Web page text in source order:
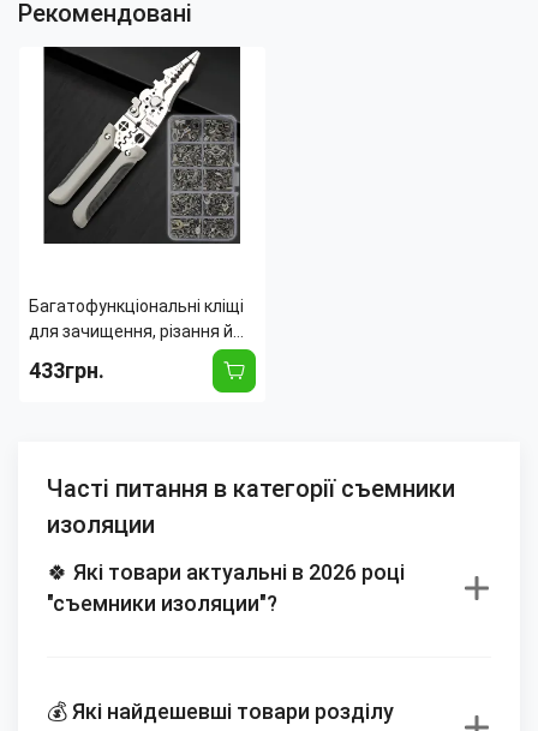
Рекомендовані
Багатофункціональні кліщі
для зачищення, різання й
(стрипер) + набір мідних
433грн.
Часті питання в категорії съемники
изоляции
🍀 Які товари актуальні в 2026 році
"съемники изоляции"?
💰 Які найдешевші товари розділу